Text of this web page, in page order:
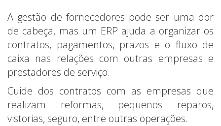
A gestão de fornecedores pode ser uma dor
de cabeça, mas um ERP ajuda a organizar os
contratos, pagamentos, prazos e o fluxo de
caixa nas relações com outras empresas e
prestadores de serviço.
Cuide dos contratos com as empresas que
realizam reformas, pequenos reparos,
vistorias, seguro, entre outras operações.